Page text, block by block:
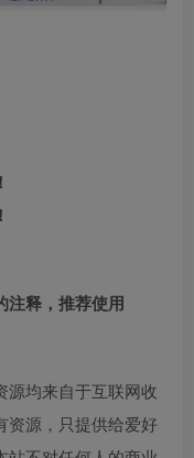
注释，推荐使用
源均来自于互联网收
资源，只提供给爱好